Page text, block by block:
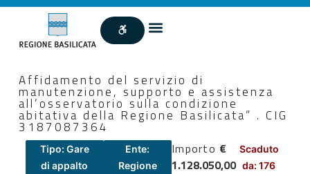
Affidamento del servizio di
manutenzione, supporto e assistenza
all’osservatorio sulla condizione
abitativa della Regione Basilicata” . CIG
3187087364
Tipo: Gare
di appalto
Ente:
Regione
Importo €
1.128.050,00
Scaduto
da: 176